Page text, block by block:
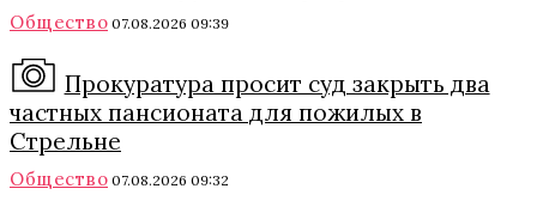
Общество 07.08.2026 09:39
Прокуратура просит суд закрыть два
частных пансионата для пожилых в
Стрельне
Общество 07.08.2026 09:32